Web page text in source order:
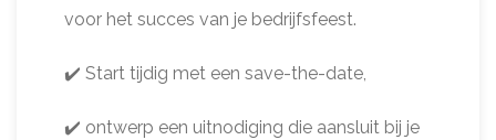
voor het succes van je bedrijfsfeest.
✔️ Start tijdig met een save-the-date,
✔️ ontwerp een uitnodiging die aansluit bij je